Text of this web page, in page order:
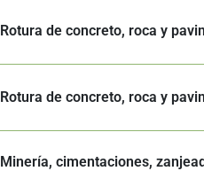
Rotura de concreto, roca y
Rotura de concreto, roca y
Minería, cimentaciones,